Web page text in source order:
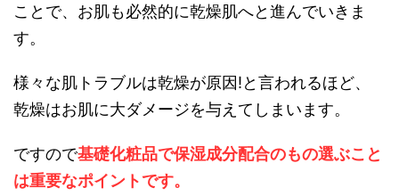
ことで、お肌も必然的に乾燥肌へと進んでいきま
す。
様々な肌トラブルは乾燥が原因!と言われるほど、
乾燥はお肌に大ダメージを与えてしまいます。
ですので基礎化粧品で保湿成分配合のもの選ぶこと
は重要なポイントです。